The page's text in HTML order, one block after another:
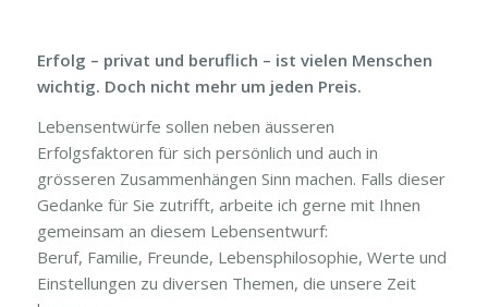
Erfolg – privat und beruflich – ist vielen Menschen
wichtig. Doch nicht mehr um jeden Preis.
Lebensentwürfe sollen neben äusseren
Erfolgsfaktoren für sich persönlich und auch in
grösseren Zusammenhängen Sinn machen. Falls dieser
Gedanke für Sie zutrifft, arbeite ich gerne mit Ihnen
gemeinsam an diesem Lebensentwurf:
Beruf, Familie, Freunde, Lebensphilosophie, Werte und
Einstellungen zu diversen Themen, die unsere Zeit